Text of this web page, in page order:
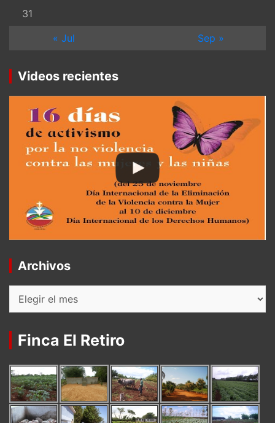
31
« Jul
Sep »
Videos recientes
Archivos
Archivos
Finca El Retiro